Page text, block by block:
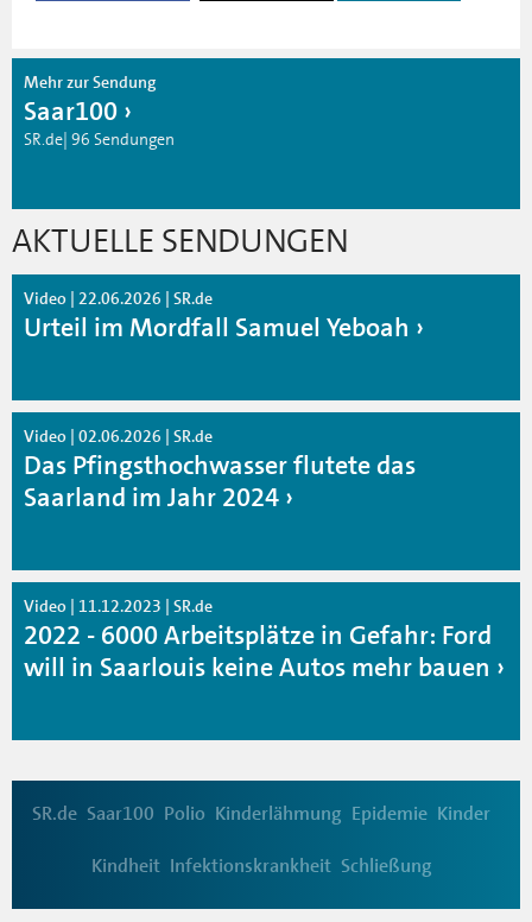
Mehr zur Sendung
Saar100
SR.de| 96 Sendungen
AKTUELLE SENDUNGEN
Video | 22.06.2026 | SR.de
Urteil im Mordfall Samuel Yeboah
Video | 02.06.2026 | SR.de
Das Pfingsthochwasser flutete das
Saarland im Jahr 2024
Video | 11.12.2023 | SR.de
2022 - 6000 Arbeitsplätze in Gefahr: Ford
will in Saarlouis keine Autos mehr bauen
SR.de Saar100 Polio Kinderlähmung Epidemie Kinder
Kindheit Infektionskrankheit Schließung